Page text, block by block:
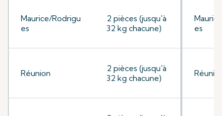
Maurice/Rodrigu
es
2 pièces (jusqu'à
32 kg chacune)
Réunion
2 pièces (jusqu'à
32 kg chacune)
es